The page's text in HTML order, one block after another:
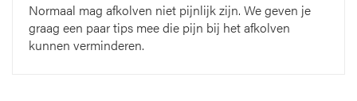
Normaal mag afkolven niet pijnlijk zijn. We geven je
graag een paar tips mee die pijn bij het afkolven
kunnen verminderen.